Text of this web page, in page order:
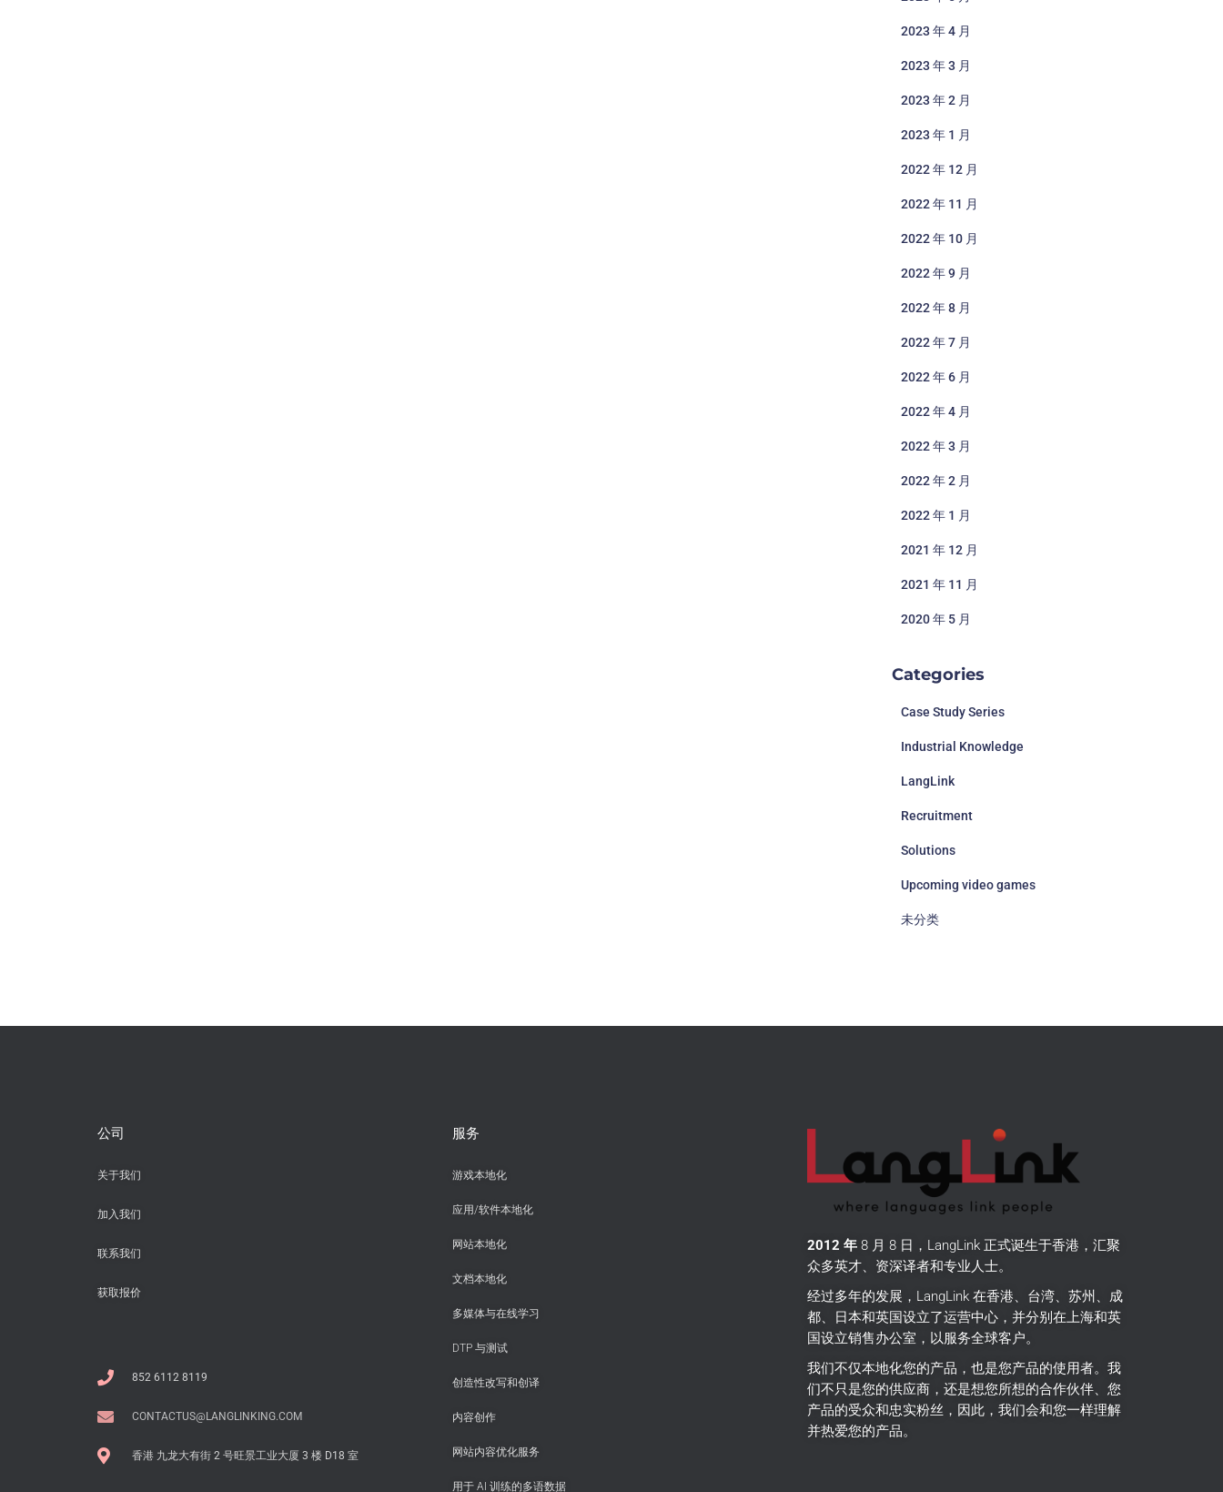
2023 年 4 月
2023 年 3 月
2023 年 2 月
2023 年 1 月
2022 年 12 月
2022 年 11 月
2022 年 10 月
2022 年 9 月
2022 年 8 月
2022 年 7 月
2022 年 6 月
2022 年 4 月
2022 年 3 月
2022 年 2 月
2022 年 1 月
2021 年 12 月
2021 年 11 月
2020 年 5 月
Categories
Case Study Series
Industrial Knowledge
LangLink
Recruitment
Solutions
Upcoming video games
未分类
公司
关于我们
加入我们
联系我们
获取报价
852 6112 8119
CONTACTUS@LANGLINKING.COM
香港 九龙大有街 2 号旺景工业大厦 3 楼 D18 室
服务
游戏本地化
应用/软件本地化
网站本地化
文档本地化
多媒体与在线学习
DTP 与测试
创造性改写和创译
内容创作
网站内容优化服务
用于 AI 训练的多语数据
2012 年8 月 8 日，LangLink 正式诞生于香港，汇聚
众多英才、资深译者和专业人士。
经过多年的发展，LangLink 在香港、台湾、苏州、成
都、日本和英国设立了运营中心，并分别在上海和英
国设立销售办公室，以服务全球客户。
我们不仅本地化您的产品，也是您产品的使用者。 我
们不只是您的供应商，还是想您所想的合作伙伴、您
产品的受众和忠实粉丝，因此，我们会和您一样理解
并热爱您的产品。